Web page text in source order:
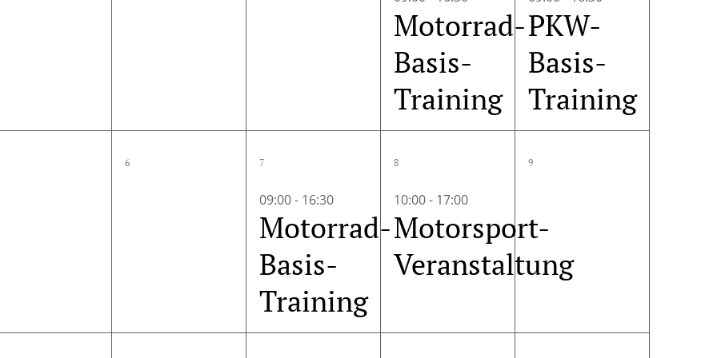
Motorrad-
Basis-
Training
PKW-
Basis-
Training
0
Veranstaltungen,
6
1
Veranstaltung,
7
09:00- 16:30
Motorrad-
Basis-
Training
1
Veranstaltung,
8
10:00- 17:00
Motorsport-
Veranstaltung
0
9